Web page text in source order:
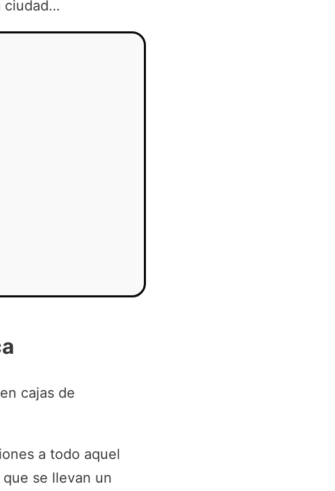
ciudad…
cajas de
a todo aquel
que se llevan un